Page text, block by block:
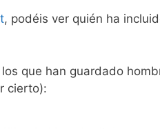
, podéis ver quién ha
que han guardado
cierto):